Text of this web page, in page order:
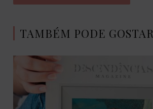
TAMBÉM PODE GOSTAR